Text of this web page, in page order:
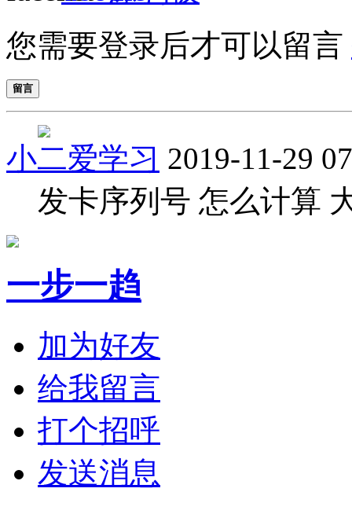
您需要登录后才可以留言
留言
小二爱学习 2019-11-29
发卡序列号 怎么计算
一步一趋
加为好友
给我留言
打个招呼
发送消息